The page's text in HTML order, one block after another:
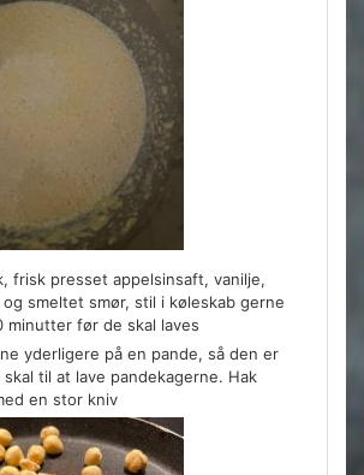
frisk presset appelsinsaft, vanilje,
smeltet smør, stil i køleskab gerne
minutter før de skal laves
yderligere på en pande, så den er
skal til at lave pandekagerne. Hak
en stor kniv